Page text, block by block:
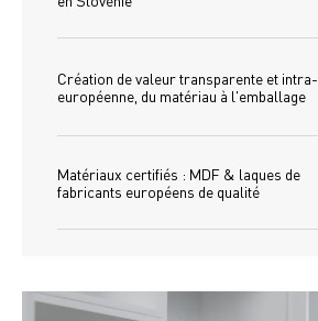
Création de valeur transparente et intra-
européenne, du matériau à l'emballage
Matériaux certifiés : MDF & laques de
fabricants européens de qualité